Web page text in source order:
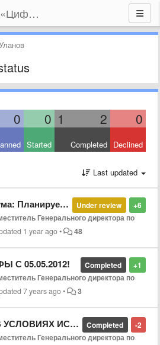
Группа компаний «Цифрабар»
0 0 1 2 0
Started Completed Declined
Last updated
+6
Under review
ли IP-TV
Генерального директора по
1 year ago• 48
+1
Completed
С 05.05.2012!
Генерального директора по
7 years ago• 3
-2
Completed
УСЛУГИ "ОБЕЩАННЫЙ ПЛАТЕЖ"
Генерального директора по